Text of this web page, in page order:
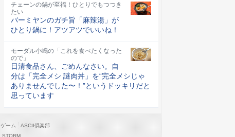
チェーンの鍋が至福！ひとりでもつつき
たい
バーミヤンのガチ旨「麻辣湯」が
ひとり鍋に！アツアツでいいね！
モーダル小嶋の「これを食べたくなった
ので」
日清食品さん、ごめんなさい。自
分は「完全メシ 謎肉丼」を“完全メシじゃ
ありませんでした〜！”というドッキリだと
思っています
ゲーム
ASCII倶楽部
STORM